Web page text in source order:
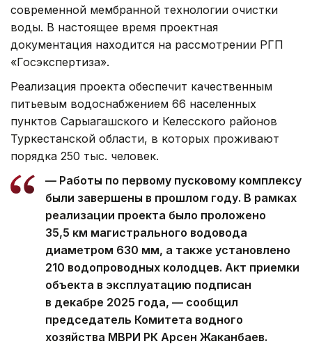
современной мембранной технологии очистки
воды. В настоящее время проектная
документация находится на рассмотрении РГП
«Госэкспертиза».
Реализация проекта обеспечит качественным
питьевым водоснабжением 66 населенных
пунктов Сарыагашского и Келесского районов
Туркестанской области, в которых проживают
порядка 250 тыс. человек.
— Работы по первому пусковому комплексу
были завершены в прошлом году. В рамках
реализации проекта было проложено
35,5 км магистрального водовода
диаметром 630 мм, а также установлено
210 водопроводных колодцев. Акт приемки
объекта в эксплуатацию подписан
в декабре 2025 года, — сообщил
председатель Комитета водного
хозяйства МВРИ РК Арсен Жаканбаев.